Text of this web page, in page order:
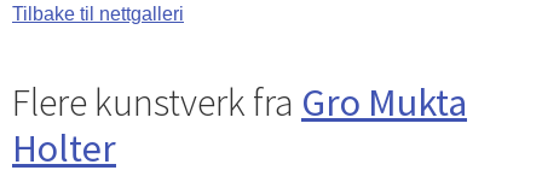
Tilbake til nettgalleri
Flere kunstverk fra Gro Mukta
Holter